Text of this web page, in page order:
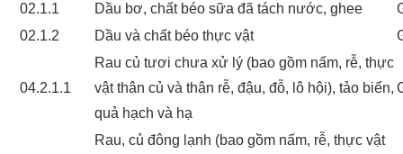
02.1.1 Dầu bơ, chất béo sữa đã tách nước, ghee
02.1.2
Dầu và chất béo thực vật
04.2.1.1
Rau củ tươi chưa xử lý (bao gồm nấm, rễ, thực
vật thân củ và thân rễ, đậu, đỗ, lô hội), tảo biển,
quả hạch và hạ
Rau, củ đông lạnh (bao gồm nấm, rễ, thực vật